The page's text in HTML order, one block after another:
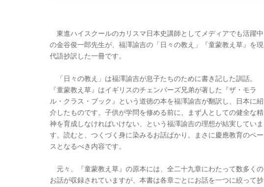
東進ハイスクールのカリスマ日本史講師としてメディアでも活躍中
の金谷俊一郎先生が、福澤諭吉の「日々の教え」『童蒙教え草』を現
代語抄訳した一冊です。
「日々の教え」は福澤諭吉が息子たちのために書き記した訓話。
『童蒙教え草』はイギリスのチェンバーズ兄弟が著した『ザ・モラ
ル・クラス・ブック』という道徳の本を福澤諭吉が翻訳し、日本に紹
介したものです。子供が学問を修める前に、まず人としての健全な精
神を育成しなければいけない、という福澤諭吉の理想が結実していま
す。読むと、つくづく身に染みるお話ばかり。まさに慶應教育のベー
スとなるべき内容です。
元々、『童蒙教え草』の原本には、全二十九章にわたって数多くの
お話が収録されていますが、本書は各章ごとにお話を一つに絞って抄